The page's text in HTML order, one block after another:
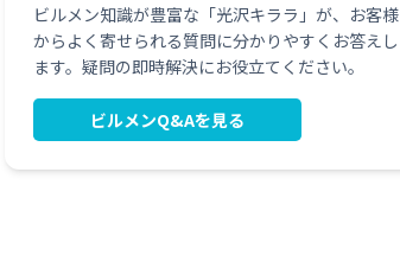
ビルメン知識が豊富な「光沢キララ」が、お客様
からよく寄せられる質問に分かりやすくお答えし
ます。疑問の即時解決にお役立てください。
ビルメンQ&Aを見る